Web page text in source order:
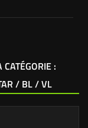
:
/ BL / VL